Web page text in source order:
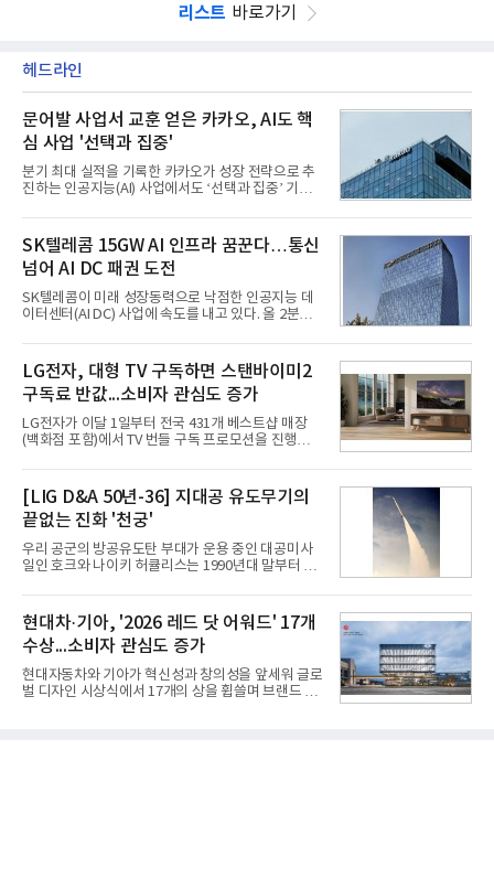
리스트 바로가기
헤드라인
문어발 사업서 교훈 얻은 카카오, AI도 핵
심 사업 '선택과 집중'
분기 최대 실적을 기록한 카카오가 성장 전략으로 추
진하는 인공지능(AI) 사업에서도 ‘선택과 집중’ 기조
라 투자에 나서는 것과 달리, 카카오는 ‘카카오톡’이
라는 플랫폼 경쟁력을 활용한 AI 에이전트 서비스에
집중하는 전략이다. 과거 무리한 사업 확장 과정에서
겪었던 시행착오를 되풀이하지 않고 핵심 역량에 집
중하겠다는 취지로 풀이된다.7일 업계에 따르면 카카
오는 올해 2분기 연결 기준 매출 2조985억원, 영업이
익 2770억원을 기록했다. 전년 동기 대비 매출과 영업
은 4884억
SK텔레콤 15GW AI 인프라 꿈꾼다…통신
넘어 AI DC 패권 도전
SK텔레콤이 미래 성장동력으로 낙점한 인공지능 데
이터센터(AI DC) 사업에 속도를 내고 있다. 올 2분기
는 2035년까지 총 15GW(기가와트) 규모의 AI DC를
구축하겠다는 대형 청사진을 제시하면서다. 이에 따
라 경쟁 구도 역시 이동통신사인 KT, LG유플러스를
넘어 네이버, 삼성SDS 등 IT 인프라 기업으로 확장되
고 있다.7일 SK텔레콤에 따르면 회사는 올해 2분기
연결 기준 매출 4조 3591억원, 영업이익 5660억원을
기록했다. 매출은 전년 동기 대비 0.5%, 영업이익은
따른 기저효과가 실
LG전자, 대형 TV 구독하면 스탠바이미2
구독료 반값...소비자 관심도 증가
LG전자가 이달 1일부터 전국 431개 베스트샵 매장
(백화점 포함)에서 TV 번들 구독 프로모션을 진행하고
인해주는 프로모션이다.대상 제품은 65·77·83형 올
레드, 75·86·100형 마이크로 RGB, 75·86형 미니
RGB 등 거실용 TV로 인기가 높은 베스트셀러 TV 20
개 모델이며, 동시 구독 계약 시 스탠바이미2(모델명
27LX6TPGA) 구독료를 50% 할인 받을 수 있다. 프로
모션 대상 모델과 혜택, 구독료 등 프로모션 세부 사항
은 베스트샵 판매 매니저에게 문의하면 자세히 안내
등으로 이전
[LIG D&A 50년-36] 지대공 유도무기의
끝없는 진화 '천궁'
우리 공군의 방공유도탄 부대가 운용 중인 대공미사
일인 호크와 나이키 허큘리스는 1990년대 말부터 성
기존 미사일체계를 대체할 중고도 및 중거리 대공미
사일을 개발하기로 결정했다.처음 KM-SAM 사업으로
불린 이 사업의 명칭은 호크(Iron Hawk, 철매)를 대체
한다는 의미에서 ‘철매Ⅱ’ 로 정해졌다. 철매Ⅱ 개발
사업은 미사일체계 완성 후인 2011년 ‘천궁(天弓)’으
로 다시 장비명이 바뀌었다. 17개 업체와 관련 기관이
참여한 가운데 LIG 넥스원은 탐색 개발에서 체계개발
현대차·기아, '2026 레드 닷 어워드' 17개
수상...소비자 관심도 증가
현대자동차와 기아가 혁신성과 창의성을 앞세워 글로
벌 디자인 시상식에서 17개의 상을 휩쓸며 브랜드 경